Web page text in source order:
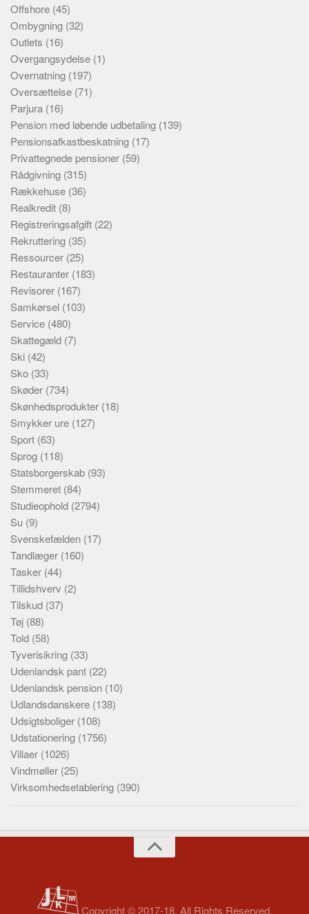
Offshore (45)
Ombygning (32)
Outlets (16)
Overgangsydelse (1)
Overnatning (197)
Oversættelse (71)
Parjura (16)
Pension med løbende udbetaling (139)
Pensionsafkastbeskatning (17)
Privattegnede pensioner (59)
Rådgivning (315)
Rækkehuse (36)
Realkredit (8)
Registreringsafgift (22)
Rekruttering (35)
Ressourcer (25)
Restauranter (183)
Revisorer (167)
Samkørsel (103)
Service (480)
Skattegæld (7)
Ski (42)
Sko (33)
Skøder (734)
Skønhedsprodukter (18)
Smykker ure (127)
Sport (63)
Sprog (118)
Statsborgerskab (93)
Stemmeret (84)
Studieophold (2794)
Su (9)
Svenskefælden (17)
Tandlæger (160)
Tasker (44)
Tillidshverv (2)
Tilskud (37)
Tøj (88)
Told (58)
Tyverisikring (33)
Udenlandsk pant (22)
Udenlandsk pension (10)
Udlandsdanskere (138)
Udsigtsboliger (108)
Udstationering (1756)
Villaer (1026)
Vindmøller (25)
Virksomhedsetablering (390)
Copyright © 2017-18. All Rights Reserved.